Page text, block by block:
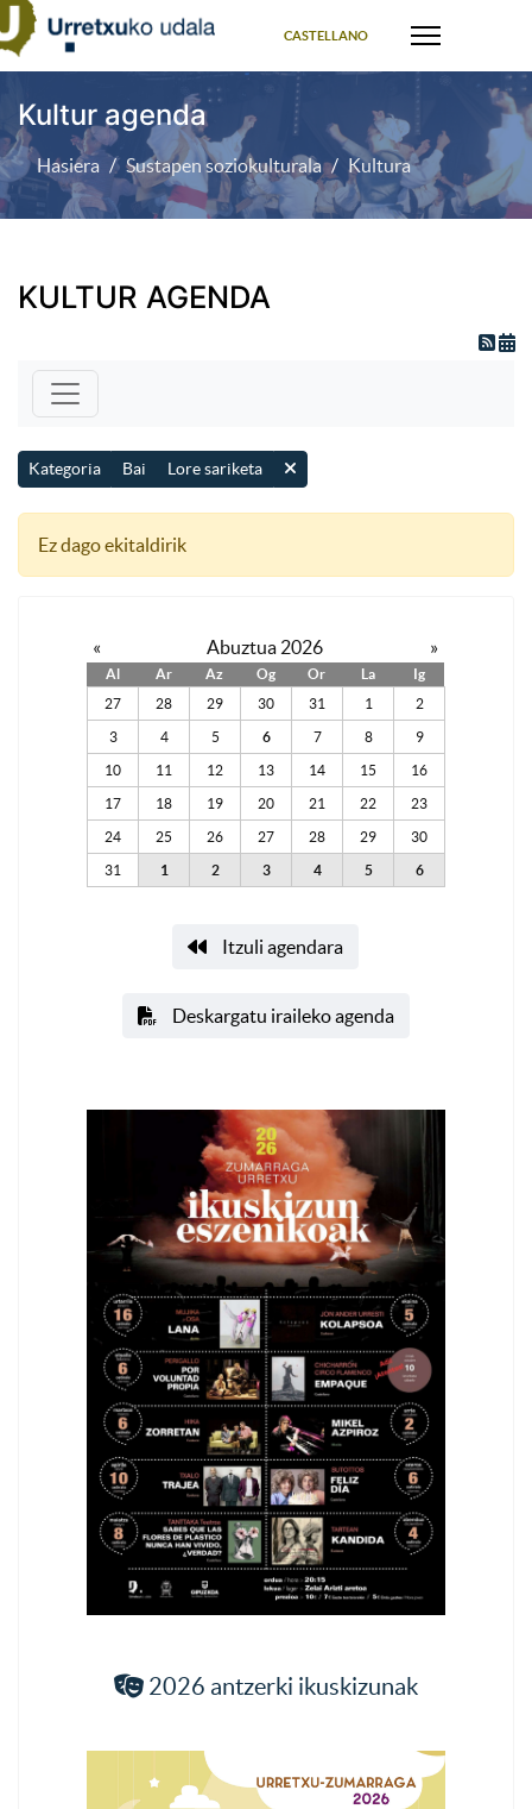
CASTELLANO
Kultur agenda
Hasiera Sustapen soziokulturala Kultura
KULTUR AGENDA
Kategoria Bai Lore sariketa
Ez dago ekitaldirik
« Abuztua 2026 »
Al Ar Az Og Or La
Ig
27
28 29 30 31 1 2
3 4 5 6 7 8 9
10 11 12 13 14 15 16
17 18 19 20 21 22 23
24 25 26 27 28 29 30
31 1 2 3 4 5 6
Itzuli agendara
Deskargatu iraileko agenda
2026 antzerki ikuskizunak